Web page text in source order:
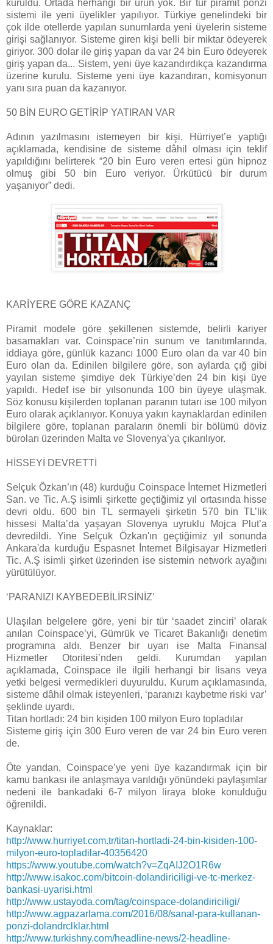
kuruldu. Ortada herhangi bir ürün yok. Bir tür piramit ponzi
sistemi ile yeni üyelikler yapılıyor. Türkiye genelindeki bir
çok ilde otellerde yapılan sunumlarda yeni üyelerin sisteme
girişi sağlanıyor. Sisteme giren kişi belli bir miktar ödeyerek
giriyor. 300 dolar ile giriş yapan da var 24 bin Euro ödeyerek
giriş yapan da... Sistem, yeni üye kazandırdıkça kazandırma
üzerine kurulu. Sisteme yeni üye kazandıran, komisyonun
yanı sıra puan da kazanıyor.
50 BİN EURO GETİRİP YATIRAN VAR
Adının yazılmasını istemeyen bir kişi, Hürriyet’e yaptığı
açıklamada, kendisine de sisteme dâhil olması için teklif
yapıldığını belirterek “20 bin Euro veren ertesi gün hipnoz
olmuş gibi 50 bin Euro veriyor. Ürkütücü bir durum
yaşanıyor” dedi.
KARİYERE GÖRE KAZANÇ
Piramit modele göre şekillenen sistemde, belirli kariyer
basamakları var. Coinspace’nin sunum ve tanıtımlarında,
iddiaya göre, günlük kazancı 1000 Euro olan da var 40 bin
Euro olan da. Edinilen bilgilere göre, son aylarda çığ gibi
yayılan sisteme şimdiye dek Türkiye’den 24 bin kişi üye
yapıldı. Hedef ise bir yılsonunda 100 bin üyeye ulaşmak.
Söz konusu kişilerden toplanan paranın tutarı ise 100 milyon
Euro olarak açıklanıyor. Konuya yakın kaynaklardan edinilen
bilgilere göre, toplanan paraların önemli bir bölümü döviz
büroları üzerinden Malta ve Slovenya’ya çıkarılıyor.
HİSSEYİ DEVRETTİ
Selçuk Özkan’ın (48) kurduğu Coinspace İnternet Hizmetleri
San. ve Tic. A.Ş isimli şirkette geçtiğimiz yıl ortasında hisse
devri oldu. 600 bin TL sermayeli şirketin 570 bin TL’lik
hissesi Malta’da yaşayan Slovenya uyruklu Mojca Plut’a
devredildi. Yine Selçuk Özkan'ın geçtiğimiz yıl sonunda
Ankara'da kurduğu Espasnet İnternet Bilgisayar Hizmetleri
Tic. A.Ş isimli şirket üzerinden ise sistemin network ayağını
yürütülüyor.
‘PARANIZI KAYBEDEBİLİRSİNİZ’
Ulaşılan belgelere göre, yeni bir tür ‘saadet zinciri’ olarak
anılan Coinspace’yi, Gümrük ve Ticaret Bakanlığı denetim
programına aldı. Benzer bir uyarı ise Malta Finansal
Hizmetler Otoritesi’nden geldi. Kurumdan yapılan
açıklamada, Coinspace ile ilgili herhangi bir lisans veya
yetki belgesi vermedikleri duyuruldu. Kurum açıklamasında,
sisteme dâhil olmak isteyenleri, ‘paranızı kaybetme riski var’
şeklinde uyardı.
Titan hortladı: 24 bin kişiden 100 milyon Euro topladılar
Sisteme giriş için 300 Euro veren de var 24 bin Euro veren
de.
Öte yandan, Coinspace’ye yeni üye kazandırmak için bir
kamu bankası ile anlaşmaya varıldığı yönündeki paylaşımlar
nedeni ile bankadaki 6-7 milyon liraya bloke konulduğu
öğrenildi.
Kaynaklar:
http://www.hurriyet.com.tr/titan-hortladi-24-bin-kisiden-100-
milyon-euro-topladilar-40356420
https://www.youtube.com/watch?v=ZqAIJ2O1R6w
http://www.isakoc.com/bitcoin-dolandiriciligi-ve-tc-merkez-
bankasi-uyarisi.html
http://www.ustayoda.com/tag/coinspace-dolandiriciligi/
http://www.agpazarlama.com/2016/08/sanal-para-kullanan-
ponzi-dolandrclklar.html
http://www.turkishny.com/headline-news/2-headline-